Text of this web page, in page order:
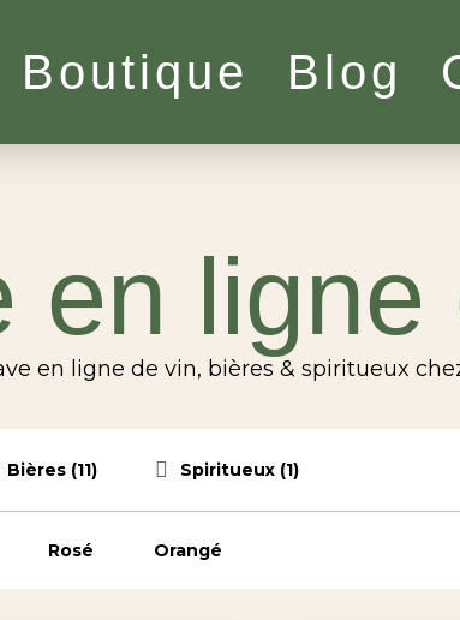
Boutique Blog
en ligne
en ligne de vin, bières & spiritueux
Bières (11) Spiritueux (1)
Rosé Orangé